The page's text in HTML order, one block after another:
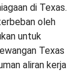
di Texas.
oleh
untuk
Texas
aliran kerja